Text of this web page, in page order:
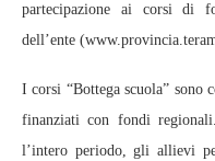
partecipazione ai corsi di
dell’ente
I corsi “Bottega scuola” sono
finanziati con fondi
l’intero periodo, gli allievi